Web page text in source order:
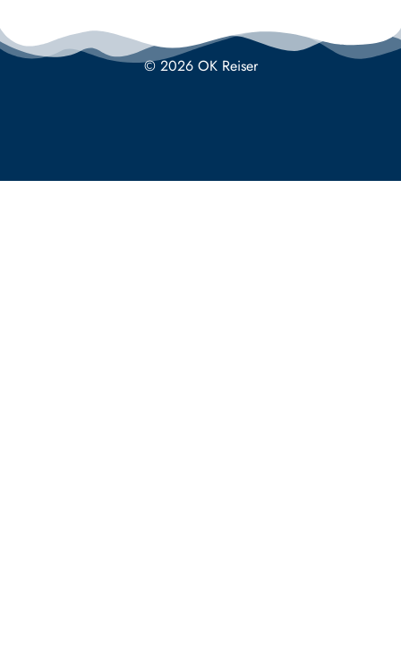
© 2026 OK Reiser